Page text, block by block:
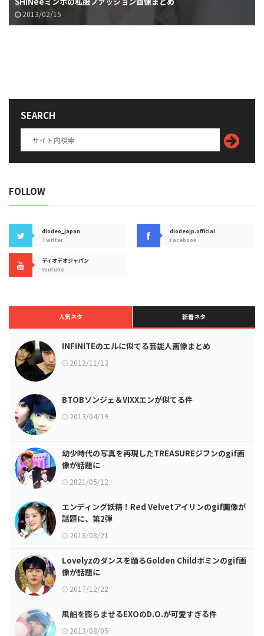
2013/02/15
SEARCH
FOLLOW
diodeo_japan
Twitter
diodeojp.official
Facebook
ディオデオジャパン
Youtube
人気ネタ 新着ネタ
INFINITEのエルに似てる芸能人画像まとめ
2012/11/13
BTOBソンジェ＆VIXXエンが似てる件
2013/04/19
幼少時代の写真を再現したTREASUREジフンのgif画
像が話題に
2021/05/12
エンディング妖精！Red Velvetアイリンのgif画像が
話題に、第2弾
2018/08/21
Lovelyzのダンスを踊るGolden Childボミンのgif画
像が話題に
2017/12/22
風船を膨らませるEXOのD.O.が可愛すぎる件
2013/08/05